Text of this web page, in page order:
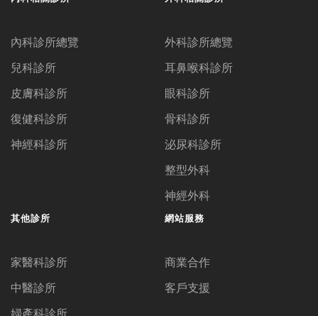
內科診所總覽
兒科診所
皮膚科診所
復健科診所
神經科診所
外科診所總覽
耳鼻喉科診所
眼科診所
骨科診所
泌尿科診所
整型外科
神經外科
其他診所
家醫科診所
中醫診所
網站服務
商業合作
客戶支援